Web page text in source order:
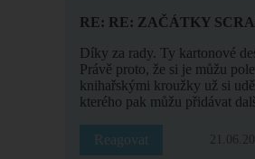
RE: RE: ZAČÁTKY
Díky za rady. Ty kartonové
Právě proto, že si je můžu
knihařskými kroužky už si
kterého pak můžu přidávat
Reagovat